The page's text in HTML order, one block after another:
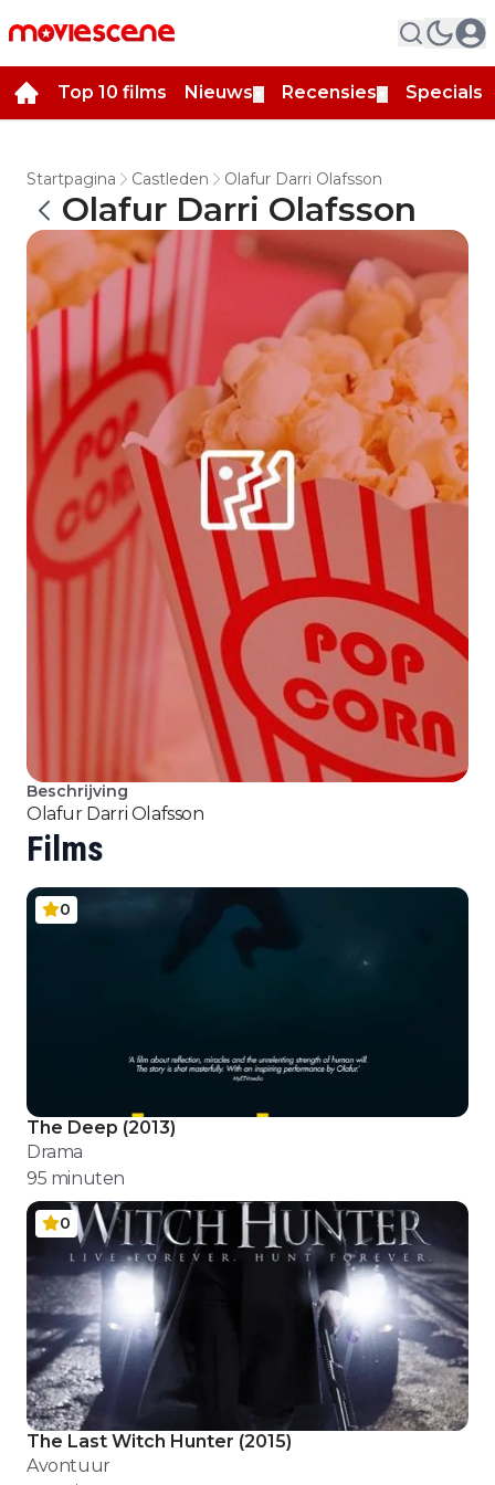
Top 10 films Nieuws Recensies Specials
Startpagina Castleden Olafur Darri Olafsson
Olafur Darri Olafsson
Beschrijving
Olafur Darri Olafsson
Films
0
The Deep (2013)
Drama
95 minuten
0
The Last Witch Hunter (2015)
Avontuur